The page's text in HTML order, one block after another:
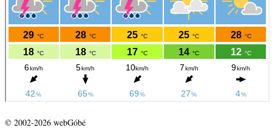
© 2002-2026 webGóbé